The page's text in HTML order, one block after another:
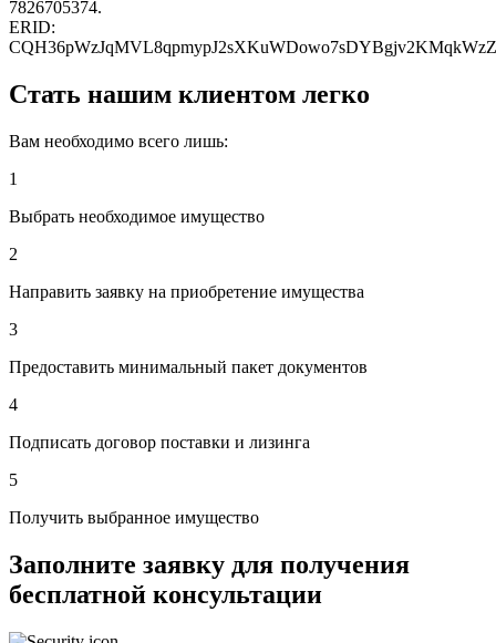
7826705374.
ERID:
CQH36pWzJqMVL8qpmypJ2sXKuWDowo7sDYBgjv2KMqkWzZ
Стать нашим клиентом легко
Вам необходимо всего лишь:
1
Выбрать необходимое имущество
2
Направить заявку на приобретение имущества
3
Предоставить минимальный пакет документов
4
Подписать договор поставки и лизинга
5
Получить выбранное имущество
Заполните заявку для получения
бесплатной консультации